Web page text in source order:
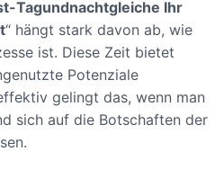
Tagundnachtgleiche Ihr
“ hängt stark davon ab, wie
ist. Diese Zeit bietet
Potenziale
gelingt das, wenn man
sich auf die Botschaften der